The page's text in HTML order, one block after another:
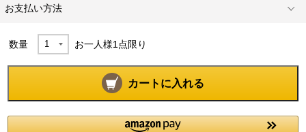
お支払い方法
数量 お一人様1 点限り
カートに入れる